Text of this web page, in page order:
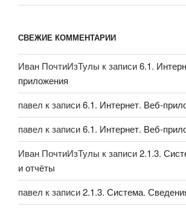
СВЕЖИЕ КОММЕНТАРИИ
Иван ПочтиИзТулы к записи6.1.
приложения
павел к записи6.1. Интернет. Веб-
павел к записи6.1. Интернет. Веб-
Иван ПочтиИзТулы к записи2.1.3.
и отчёты
павел к записи2.1.3. Система.